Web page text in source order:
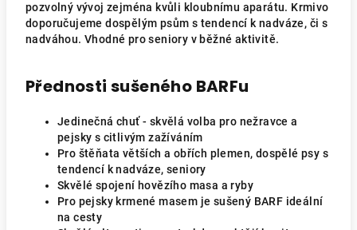
pozvolný vývoj zejména kvůli kloubnímu aparátu. Krmivo
doporučujeme dospělým psům s tendencí k nadváze, či s
nadváhou. Vhodné pro seniory v běžné aktivitě.
Přednosti sušeného BARFu
Jedinečná chuť - skvělá volba pro nežravce a
pejsky s citlivým zažíváním
Pro štěňata větších a obřích plemen, dospělé psy s
tendencí k nadváze, seniory
Skvělé spojení hovězího masa a ryby
Pro pejsky krmené masem je sušený BARF ideální
na cesty